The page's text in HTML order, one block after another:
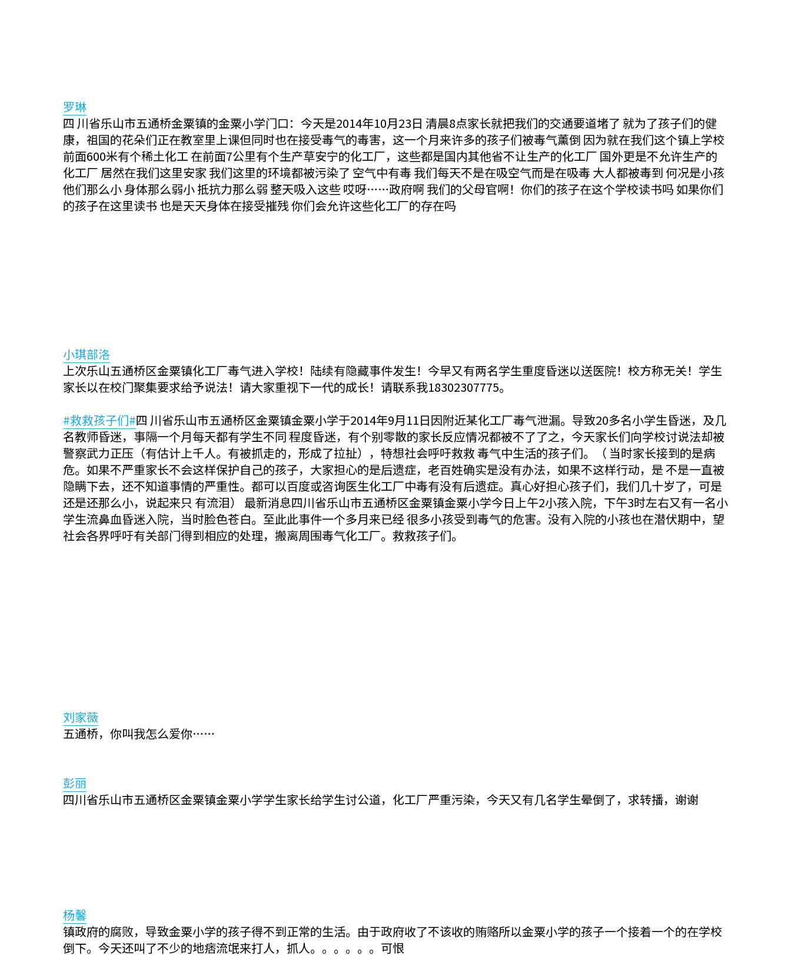
罗琳
四 川省乐山市五通桥金粟镇的金粟小学门口：今天是2014年10月23日 清晨8点家长就把我们的交通要道堵了 就为了孩子们的健
康，祖国的花朵们正在教室里上课但同时也在接受毒气的毒害，这一个月来许多的孩子们被毒气薰倒 因为就在我们这个镇上学校
前面600米有个稀土化工 在前面7公里有个生产草安宁的化工厂，这些都是国内其他省不让生产的化工厂 国外更是不允许生产的
化工厂 居然在我们这里安家 我们这里的环境都被污染了 空气中有毒 我们每天不是在吸空气而是在吸毒 大人都被毒到 何况是小孩
他们那么小 身体那么弱小 抵抗力那么弱 整天吸入这些 哎呀……政府啊 我们的父母官啊！你们的孩子在这个学校读书吗 如果你们
的孩子在这里读书 也是天天身体在接受摧残 你们会允许这些化工厂的存在吗
小琪部洛
上次乐山五通桥区金粟镇化工厂毒气进入学校！陆续有隐藏事件发生！今早又有两名学生重度昏迷以送医院！校方称无关！学生
家长以在校门聚集要求给予说法！请大家重视下一代的成长！请联系我18302307775。
#救救孩子们#四 川省乐山市五通桥区金粟镇金粟小学于2014年9月11日因附近某化工厂毒气泄漏。导致20多名小学生昏迷，及几
名教师昏迷，事隔一个月每天都有学生不同 程度昏迷，有个别零散的家长反应情况都被不了了之，今天家长们向学校讨说法却被
警察武力正压（有估计上千人。有被抓走的，形成了拉扯），特想社会呼吁救救 毒气中生活的孩子们。（ 当时家长接到的是病
危。如果不严重家长不会这样保护自己的孩子，大家担心的是后遗症，老百姓确实是没有办法，如果不这样行动，是 不是一直被
隐瞒下去，还不知道事情的严重性。都可以百度或咨询医生化工厂中毒有没有后遗症。真心好担心孩子们，我们几十岁了，可是
还是还那么小，说起来只 有流泪） 最新消息四川省乐山市五通桥区金粟镇金粟小学今日上午2小孩入院，下午3时左右又有一名小
学生流鼻血昏迷入院，当时脸色苍白。至此此事件一个多月来已经 很多小孩受到毒气的危害。没有入院的小孩也在潜伏期中，望
社会各界呼吁有关部门得到相应的处理，搬离周围毒气化工厂。救救孩子们。
刘家薇
五通桥，你叫我怎么爱你……
彭丽
四川省乐山市五通桥区金粟镇金粟小学学生家长给学生讨公道，化工厂严重污染，今天又有几名学生晕倒了，求转播，谢谢
杨馨
镇政府的腐败，导致金粟小学的孩子得不到正常的生活。由于政府收了不该收的贿赂所以金粟小学的孩子一个接着一个的在学校
倒下。今天还叫了不少的地痞流氓来打人，抓人。。。。。。可恨